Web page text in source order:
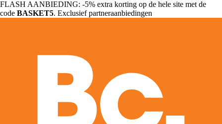
FLASH AANBIEDING: -5% extra korting op de hele site met de
code BASKET5. Exclusief partneraanbiedingen